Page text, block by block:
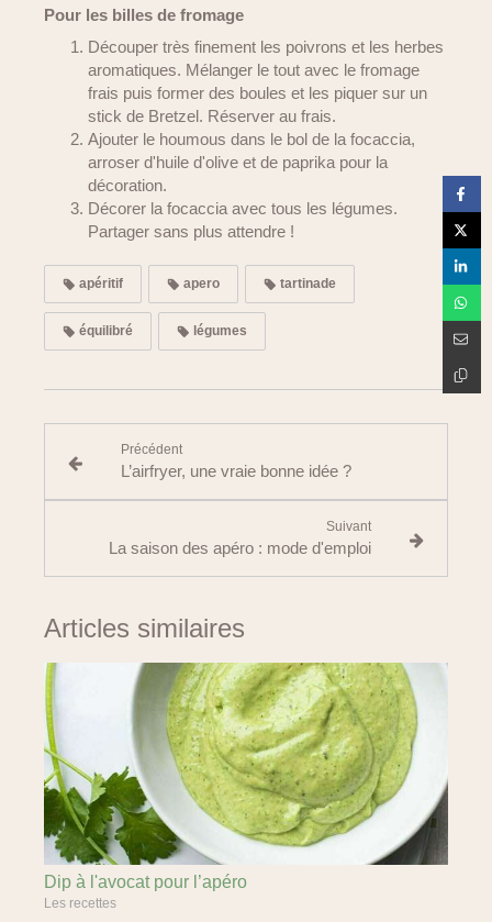
Pour les billes de fromage
Découper très finement les poivrons et les herbes
aromatiques. Mélanger le tout avec le fromage
frais puis former des boules et les piquer sur un
stick de Bretzel. Réserver au frais.
Ajouter le houmous dans le bol de la focaccia,
arroser d'huile d'olive et de paprika pour la
décoration.
Décorer la focaccia avec tous les légumes.
Partager sans plus attendre !
apéritif apero tartinade
équilibré légumes
Précédent
L’airfryer, une vraie bonne idée ?
Suivant
La saison des apéro : mode d'emploi
Articles similaires
Dip à l'avocat pour l’apéro
Les recettes